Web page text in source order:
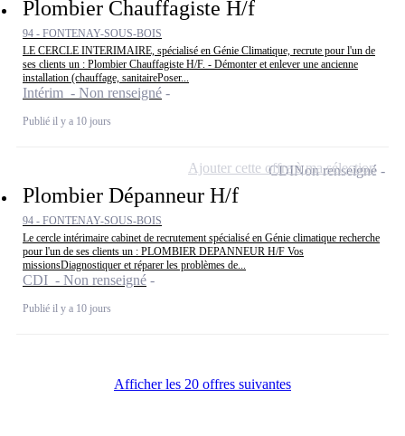
Plombier Chauffagiste H/f
94 - FONTENAY-SOUS-BOIS
LE CERCLE INTERIMAIRE, spécialisé en Génie Climatique, recrute pour l'un de
ses clients un : Plombier Chauffagiste H/F. - Démonter et enlever une ancienne
installation (chauffage, sanitairePoser...
Intérim - Non renseigné
Publié il y a 10 jours
Plombier Dépanneur H/f
94 - FONTENAY-SOUS-BOIS
Le cercle intérimaire cabinet de recrutement spécialisé en Génie climatique recherche
pour l'un de ses clients un : PLOMBIER DEPANNEUR H/F Vos
missionsDiagnostiquer et réparer les problèmes de...
CDI - Non renseigné
Publié il y a 10 jours
CDINon renseigné
Ajouter cette offre à ma sélection
Afficher les 20 offres suivantes